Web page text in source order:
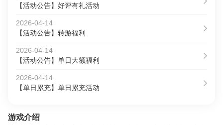
【活动公告】好评有礼活动
2026-04-14
【活动公告】转游福利
2026-04-14
【活动公告】单日大额福利
2026-04-14
【单日累充】单日累充活动
游戏介绍